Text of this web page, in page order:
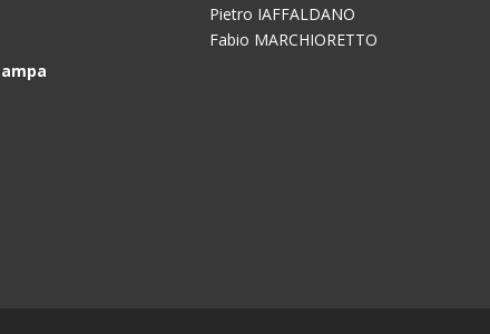
Pietro IAFFALDANO
Fabio MARCHIORETTO